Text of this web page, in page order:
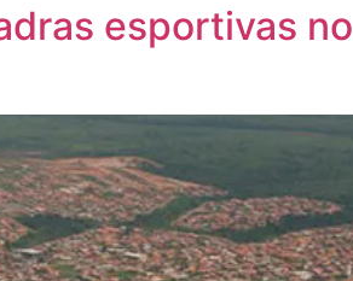
esportivas no